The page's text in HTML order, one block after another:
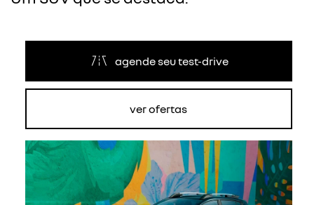
agende seu test-drive
ver ofertas